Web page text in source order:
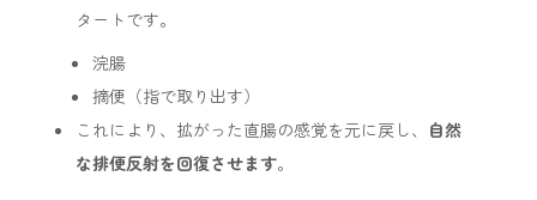
タートです。
浣腸
摘便（指で取り出す）
これにより、拡がった直腸の感覚を元に戻し、 自然
な排便反射を回復させます。